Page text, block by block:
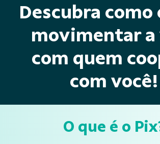
Descubra como
movimentar a
com quem
com você!
O que é o